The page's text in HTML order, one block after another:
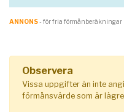
ANNONS- för fria förmånberäkningar
Observera
Vissa uppgifter än inte
förmånsvärde som är